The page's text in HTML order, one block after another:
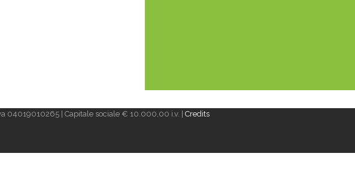
04019010265 | Capitale sociale € 10.000,00 i.v. | Credits